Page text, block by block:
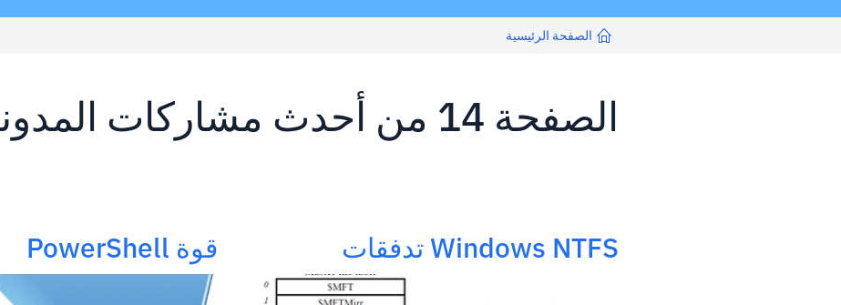
الصفحة الرئيسية
الصفحة 14 من أحدث مشاركات المدونة
Windows NTFS تدفقات قوة PowerShell